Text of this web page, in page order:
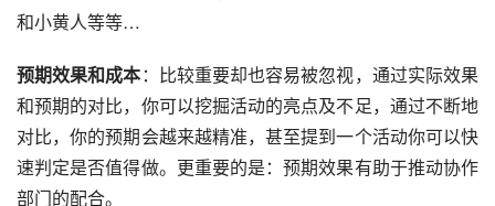
和小黄人等等…
预期效果和成本：比较重要却也容易被忽视，通过实际效果
和预期的对比，你可以挖掘活动的亮点及不足，通过不断地
对比，你的预期会越来越精准，甚至提到一个活动你可以快
速判定是否值得做。更重要的是：预期效果有助于推动协作
部门的配合。